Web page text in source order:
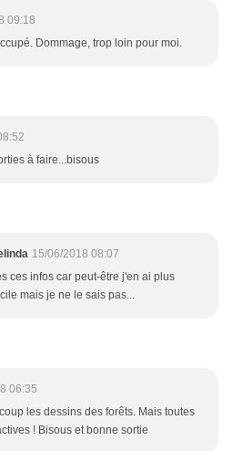
09:18
Dommage, trop loin pour moi.
à faire...bisous
15/06/2018 08:07
ces infos car peut-être j'en ai plus
mais je ne le sais pas...
06:35
les dessins des forêts. Mais toutes
! Bisous et bonne sortie